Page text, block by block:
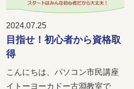
2024.07.25
目指せ！初心者から資格取
得
こんにちは、パソコン市民講座
イトーヨーカドー古淵教室で